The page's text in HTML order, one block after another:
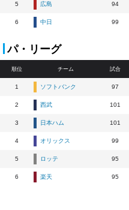
5 広島 94
6 中日 99
パ・リーグ
順位 チーム 試合
1 ソフトバンク 97
2 西武 101
3 日本ハム 101
4 オリックス 99
5 ロッテ 95
6 楽天 95